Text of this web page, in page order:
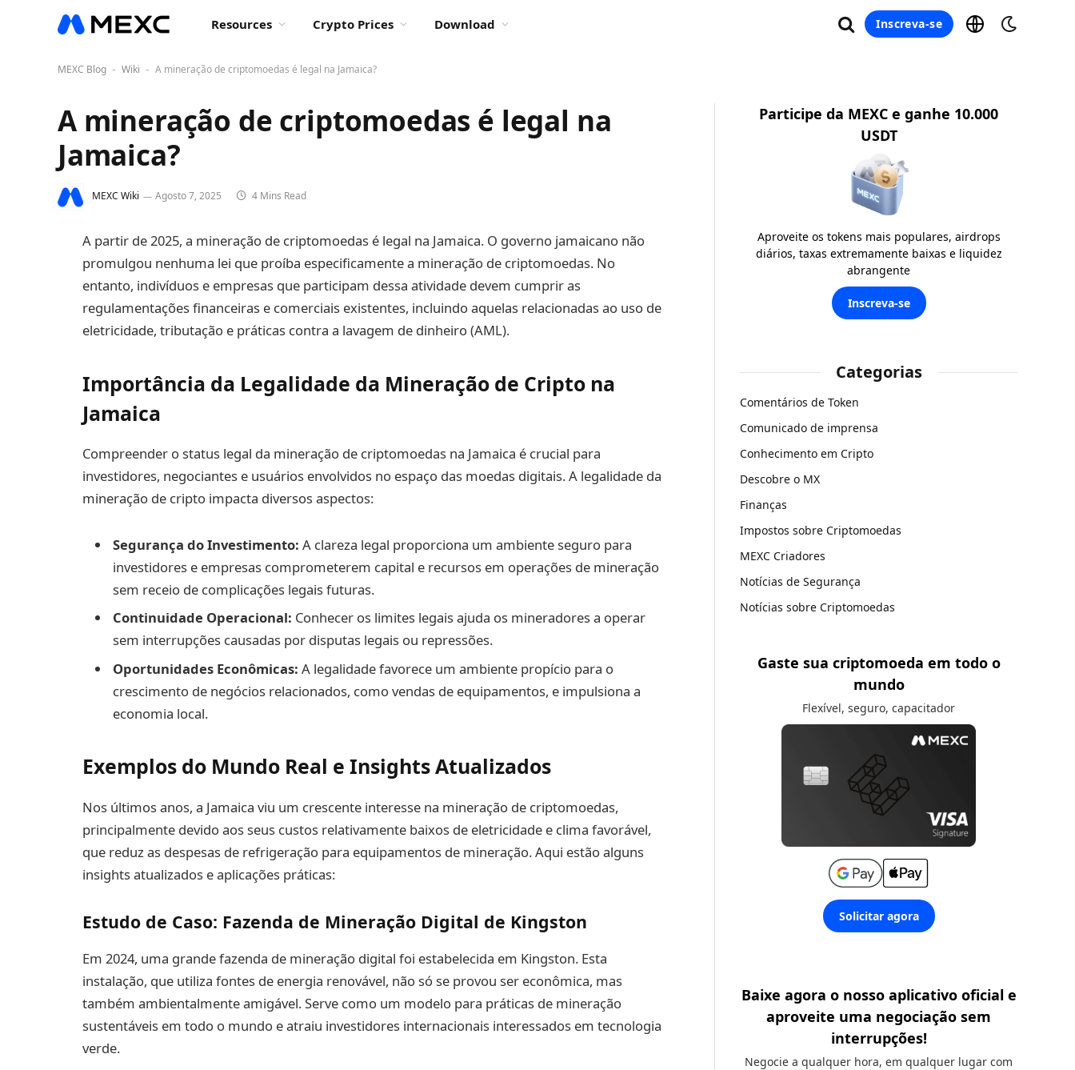
Resources Crypto Prices Download Inscreva-se
MEXC Blog - Wiki - A mineração de criptomoedas é legal na Jamaica?
A mineração de criptomoedas é legal na
Jamaica?
MEXC Wiki Agosto 7, 2025 4 Mins Read
A partir de 2025, a mineração de criptomoedas é legal na Jamaica. O governo jamaicano não
promulgou nenhuma lei que proíba especificamente a mineração de criptomoedas. No
entanto, indivíduos e empresas que participam dessa atividade devem cumprir as
regulamentações financeiras e comerciais existentes, incluindo aquelas relacionadas ao uso de
eletricidade, tributação e práticas contra a lavagem de dinheiro (AML).
Importância da Legalidade da Mineração de Cripto na
Jamaica
Compreender o status legal da mineração de criptomoedas na Jamaica é crucial para
investidores, negociantes e usuários envolvidos no espaço das moedas digitais. A legalidade da
mineração de cripto impacta diversos aspectos:
Segurança do Investimento: A clareza legal proporciona um ambiente seguro para
investidores e empresas comprometerem capital e recursos em operações de mineração
sem receio de complicações legais futuras.
Continuidade Operacional: Conhecer os limites legais ajuda os mineradores a operar
sem interrupções causadas por disputas legais ou repressões.
Oportunidades Econômicas: A legalidade favorece um ambiente propício para o
crescimento de negócios relacionados, como vendas de equipamentos, e impulsiona a
economia local.
Exemplos do Mundo Real e Insights Atualizados
Nos últimos anos, a Jamaica viu um crescente interesse na mineração de criptomoedas,
principalmente devido aos seus custos relativamente baixos de eletricidade e clima favorável,
que reduz as despesas de refrigeração para equipamentos de mineração. Aqui estão alguns
insights atualizados e aplicações práticas:
Estudo de Caso: Fazenda de Mineração Digital de Kingston
Em 2024, uma grande fazenda de mineração digital foi estabelecida em Kingston. Esta
instalação, que utiliza fontes de energia renovável, não só se provou ser econômica, mas
também ambientalmente amigável. Serve como um modelo para práticas de mineração
sustentáveis em todo o mundo e atraiu investidores internacionais interessados em tecnologia
verde.
Participe da MEXC e ganhe 10.000
USDT
Aproveite os tokens mais populares, airdrops
diários, taxas extremamente baixas e liquidez
abrangente
Inscreva-se
Categorias
Comentários de Token
Comunicado de imprensa
Conhecimento em Cripto
Descobre o MX
Finanças
Impostos sobre Criptomoedas
MEXC Criadores
Notícias de Segurança
Notícias sobre Criptomoedas
Gaste sua criptomoeda em todo o
mundo
Flexível, seguro, capacitador
Solicitar agora
Baixe agora o nosso aplicativo oficial e
aproveite uma negociação sem
interrupções!
Negocie a qualquer hora, em qualquer lugar com